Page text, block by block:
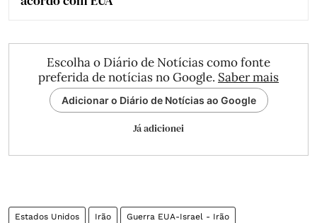
Escolha o Diário de Notícias como fonte
preferida de notícias no Google. Saber mais
Adicionar o Diário de Notícias ao Google
Já adicionei
Estados Unidos Irão Guerra EUA-Israel - Irão